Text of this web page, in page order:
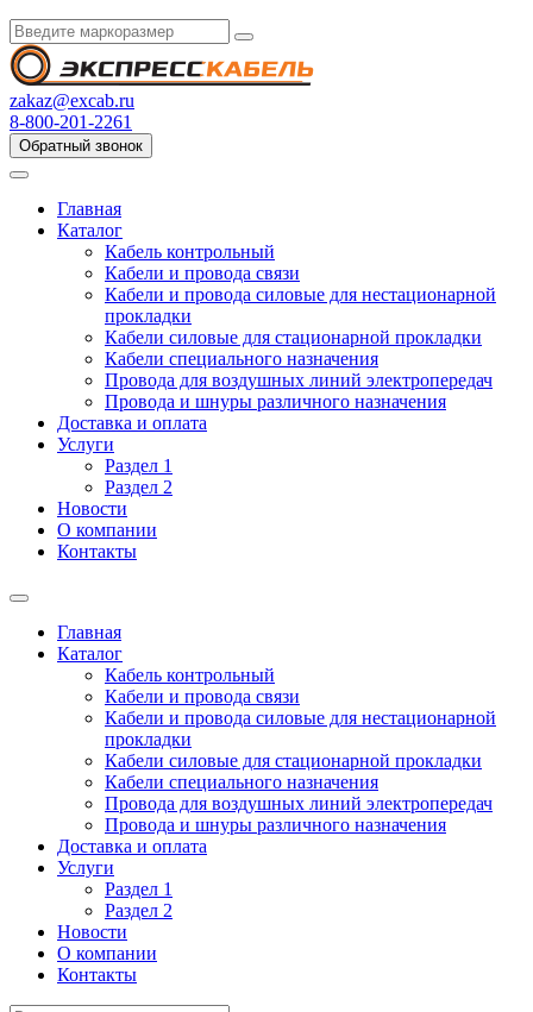
zakaz@excab.ru
8-800-201-2261
Обратный звонок
Главная
Каталог
Кабель контрольный
Кабели и провода связи
Кабели и провода силовые для нестационарной
прокладки
Кабели силовые для стационарной прокладки
Кабели специального назначения
Провода для воздушных линий электропередач
Провода и шнуры различного назначения
Доставка и оплата
Услуги
Раздел 1
Раздел 2
Новости
О компании
Контакты
Главная
Каталог
Кабель контрольный
Кабели и провода связи
Кабели и провода силовые для нестационарной
прокладки
Кабели силовые для стационарной прокладки
Кабели специального назначения
Провода для воздушных линий электропередач
Провода и шнуры различного назначения
Доставка и оплата
Услуги
Раздел 1
Раздел 2
Новости
О компании
Контакты